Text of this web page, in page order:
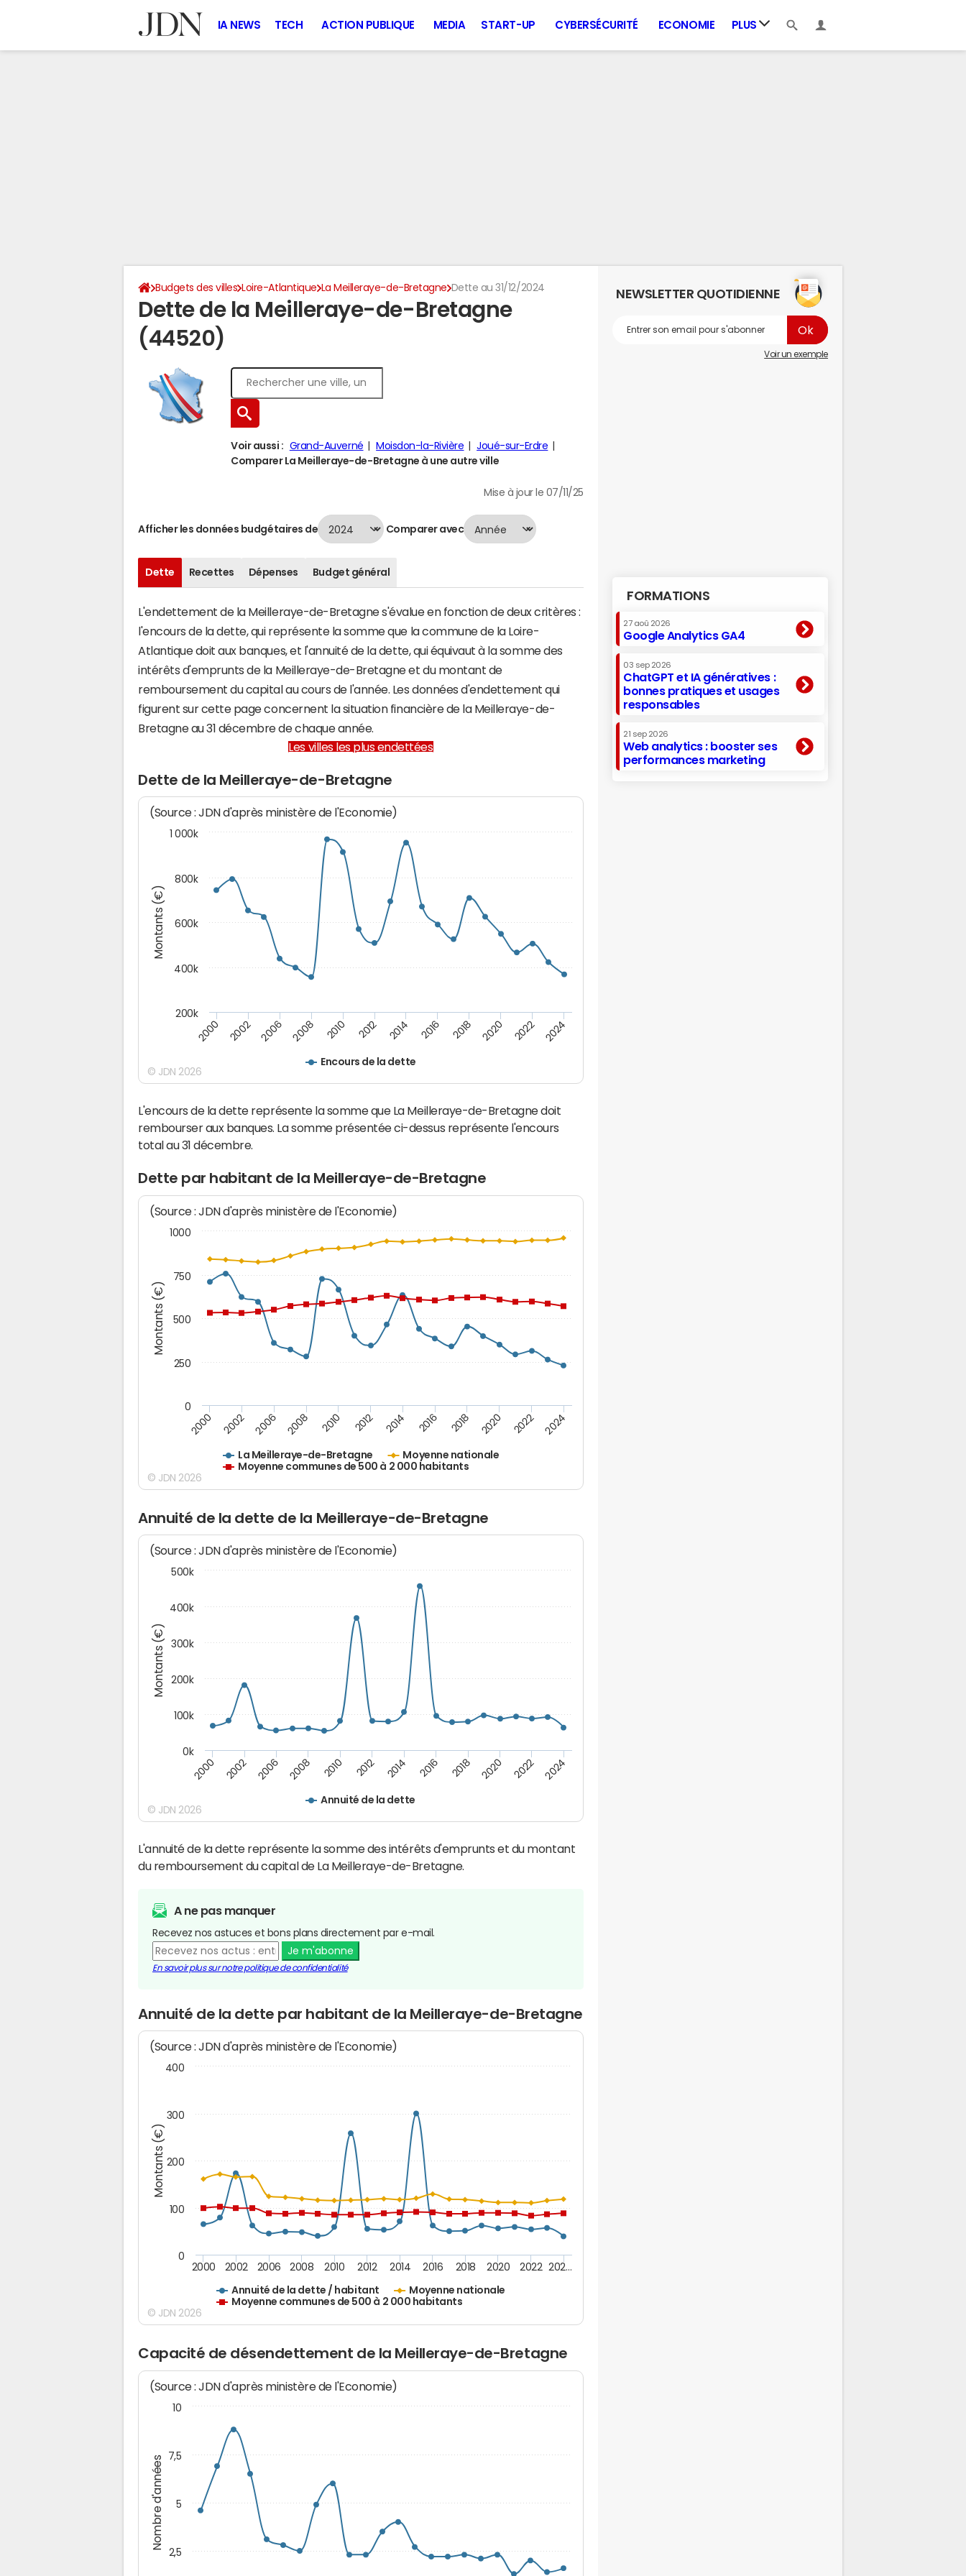
IA NEWS TECH ACTION PUBLIQUE MEDIA START-UP CYBERSÉCURITÉ ECONOMIE PLUS
Budgets des villes Loire-Atlantique La Meilleraye-de-Bretagne Dette au 31/12/2024
Dette de la Meilleraye-de-Bretagne
(44520)
Voir aussi : Grand-Auverné Moisdon-la-Rivière
Joué-sur-Erdre
Comparer La Meilleraye-de-Bretagne à une autre ville
Mise à jour le 07/11/25
Afficher les données budgétaires de Comparer avec
Dette Recettes Dépenses Budget général
L'endettement de la Meilleraye-de-Bretagne s'évalue en fonction de deux critères :
l'encours de la dette, qui représente la somme que la commune de la Loire-
Atlantique doit aux banques, et l'annuité de la dette, qui équivaut à la somme des
intérêts d'emprunts de la Meilleraye-de-Bretagne et du montant de
remboursement du capital au cours de l'année. Les données d'endettement qui
figurent sur cette page concernent la situation financière de la Meilleraye-de-
Bretagne au 31 décembre de chaque année.
Les villes les plus endettées
Dette de la Meilleraye-de-Bretagne
Montants (€)
(Source : JDN d'après ministère de l'Economie)
Encours de la dette
2000 2002 2006 2008 2010 2012 2014 2016 2018 2020 2022 2024
200k
400k
600k
800k
1 000k
© JDN 2026
L'encours de la dette représente la somme que La Meilleraye-de-Bretagne doit
rembourser aux banques. La somme présentée ci-dessus représente l'encours
total au 31 décembre.
Dette par habitant de la Meilleraye-de-Bretagne
Montants (€)
(Source : JDN d'après ministère de l'Economie)
La Meilleraye-de-Bretagne
Moyenne nationale
Moyenne communes de 500 à 2 000 habitants
2000 2002 2006 2008 2010 2012 2014 2016 2018 2020 2022 2024
0
1000
250
500
750
© JDN 2026
Annuité de la dette de la Meilleraye-de-Bretagne
Montants (€)
(Source : JDN d'après ministère de l'Economie)
Annuité de la dette
2000 2002 2006 2008 2010 2012 2014 2016 2018 2020 2022 2024
0k
100k
200k
300k
400k
500k
© JDN 2026
L'annuité de la dette représente la somme des intérêts d'emprunts et du montant
du remboursement du capital de La Meilleraye-de-Bretagne.
A ne pas manquer
Recevez nos astuces et bons plans directement par e-mail.
Je m'abonne
En savoir plus sur notre politique de confidentialité
Annuité de la dette par habitant de la Meilleraye-de-Bretagne
Montants (€)
(Source : JDN d'après ministère de l'Economie)
Annuité de la dette / habitant
Moyenne nationale
Moyenne communes de 500 à 2 000 habitants
2000 2002 2006 2008 2010 2012 2014 2016 2018 2020 2022 202…
0
100
200
300
400
© JDN 2026
Capacité de désendettement de la Meilleraye-de-Bretagne
Nombre d'années
(Source : JDN d'après ministère de l'Economie)
10
2,5
5
7,5
NEWSLETTER QUOTIDIENNE
Voir un exemple
FORMATIONS
27 aoû 2026
Google Analytics GA4
03 sep 2026
ChatGPT et IA génératives :
bonnes pratiques et usages
responsables
21 sep 2026
Web analytics : booster ses
performances marketing